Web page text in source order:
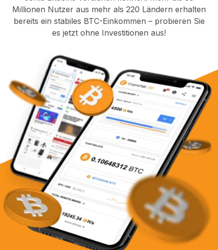
Millionen Nutzer aus mehr als 220 Ländern erhalten
bereits ein stabiles BTC-Einkommen – probieren Sie
es jetzt ohne Investitionen aus!